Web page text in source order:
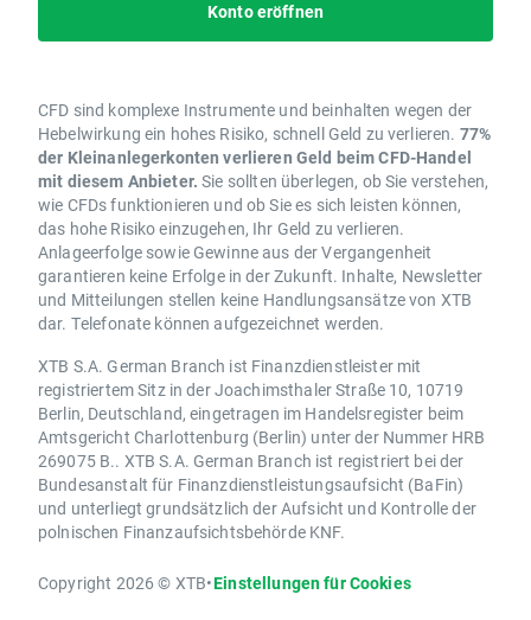
Konto eröffnen
CFD sind komplexe Instrumente und beinhalten wegen der
Hebelwirkung ein hohes Risiko, schnell Geld zu verlieren. 77%
der Kleinanlegerkonten verlieren Geld beim CFD-Handel
mit diesem Anbieter. Sie sollten überlegen, ob Sie verstehen,
wie CFDs funktionieren und ob Sie es sich leisten können,
das hohe Risiko einzugehen, Ihr Geld zu verlieren.
Anlageerfolge sowie Gewinne aus der Vergangenheit
garantieren keine Erfolge in der Zukunft. Inhalte, Newsletter
und Mitteilungen stellen keine Handlungsansätze von XTB
dar. Telefonate können aufgezeichnet werden.
XTB S.A. German Branch ist Finanzdienstleister mit
registriertem Sitz in der Joachimsthaler Straße 10, 10719
Berlin, Deutschland, eingetragen im Handelsregister beim
Amtsgericht Charlottenburg (Berlin) unter der Nummer HRB
269075 B.. XTB S.A. German Branch ist registriert bei der
Bundesanstalt für Finanzdienstleistungsaufsicht (BaFin)
und unterliegt grundsätzlich der Aufsicht und Kontrolle der
polnischen Finanzaufsichtsbehörde KNF.
Copyright 2026 © XTB•Einstellungen für Cookies